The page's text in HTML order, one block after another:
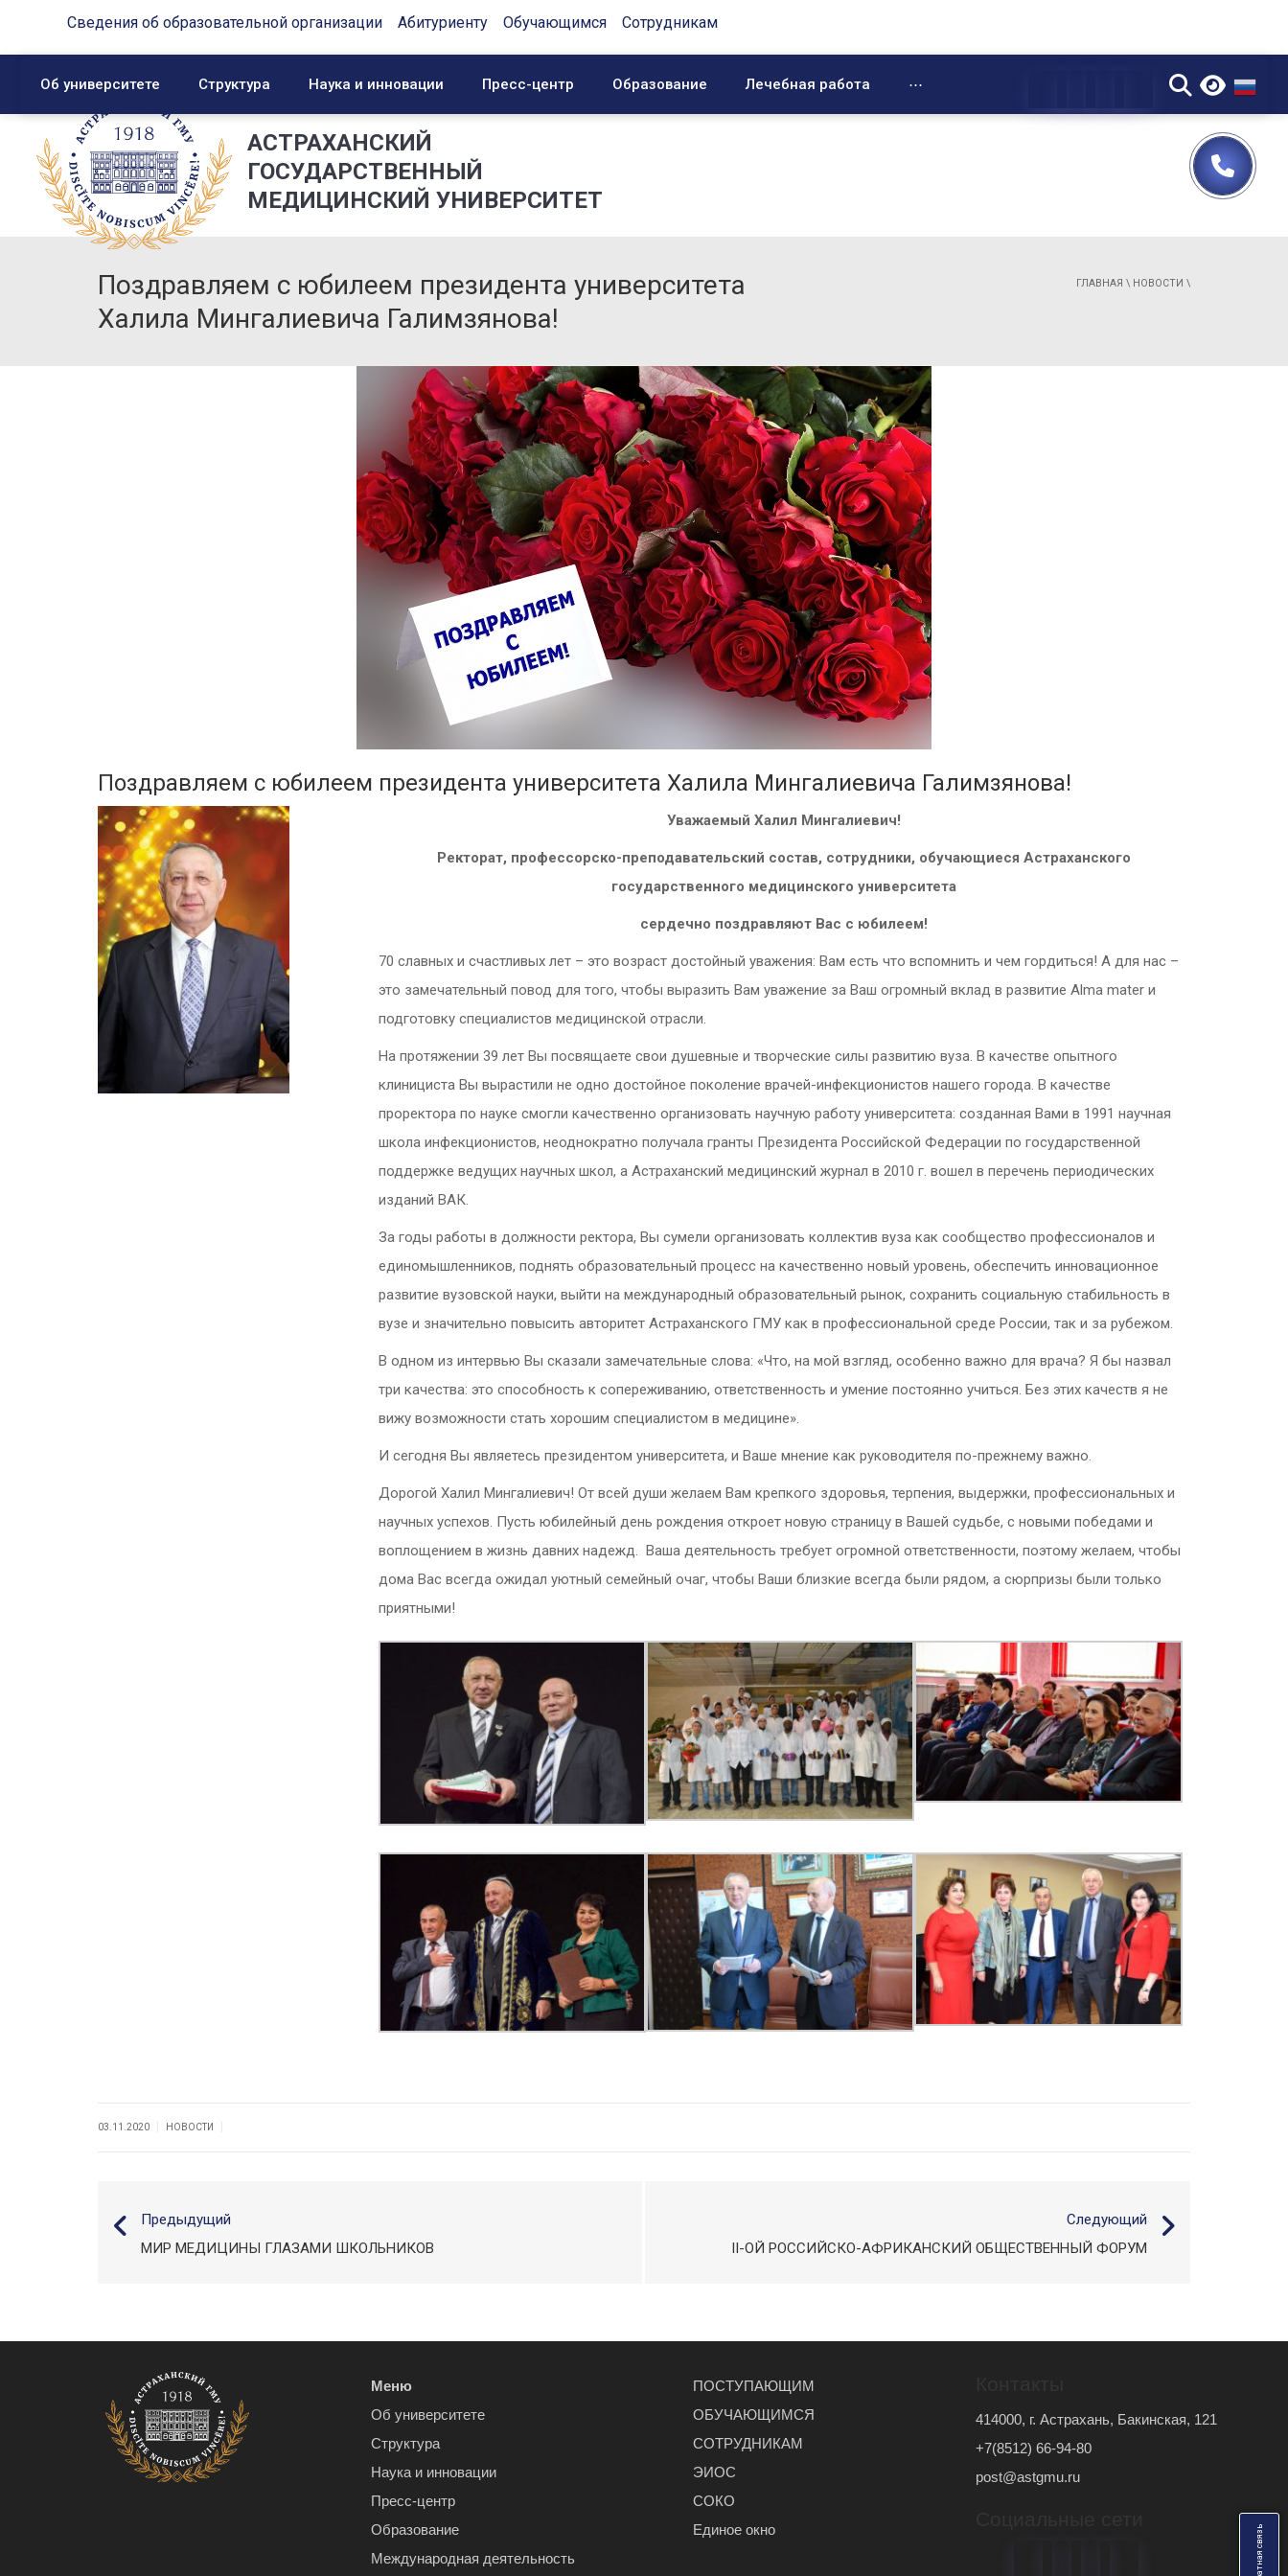
ь
Сведения об образовательной организации Абитуриенту Обучающимся Сотрудникам
Об университете Структура Наука и инновации Пресс-центр Образование Лечебная работа ⋯ ▼
АСТРАХАНСКИЙ
ГОСУДАРСТВЕННЫЙ
МЕДИЦИНСКИЙ УНИВЕРСИТЕТ
Поздравляем с юбилеем президента университета
Халила Мингалиевича Галимзянова!
ГЛАВНАЯ \ НОВОСТИ \
Поздравляем с юбилеем президента университета Халила Мингалиевича Галимзянова!
Уважаемый Халил Мингалиевич!
Ректорат, профессорско-преподавательский состав, сотрудники, обучающиеся Астраханского
государственного медицинского университета
сердечно поздравляют Вас с юбилеем!
70 славных и счастливых лет – это возраст достойный уважения: Вам есть что вспомнить и чем гордиться! А для нас –
это замечательный повод для того, чтобы выразить Вам уважение за Ваш огромный вклад в развитие Alma mater и
подготовку специалистов медицинской отрасли.
На протяжении 39 лет Вы посвящаете свои душевные и творческие силы развитию вуза. В качестве опытного
клинициста Вы вырастили не одно достойное поколение врачей-инфекционистов нашего города. В качестве
проректора по науке смогли качественно организовать научную работу университета: созданная Вами в 1991 научная
школа инфекционистов, неоднократно получала гранты Президента Российской Федерации по государственной
поддержке ведущих научных школ, а Астраханский медицинский журнал в 2010 г. вошел в перечень периодических
изданий ВАК.
За годы работы в должности ректора, Вы сумели организовать коллектив вуза как сообщество профессионалов и
единомышленников, поднять образовательный процесс на качественно новый уровень, обеспечить инновационное
развитие вузовской науки, выйти на международный образовательный рынок, сохранить социальную стабильность в
вузе и значительно повысить авторитет Астраханского ГМУ как в профессиональной среде России, так и за рубежом.
В одном из интервью Вы сказали замечательные слова: «Что, на мой взгляд, особенно важно для врача? Я бы назвал
три качества: это способность к сопереживанию, ответственность и умение постоянно учиться. Без этих качеств я не
вижу возможности стать хорошим специалистом в медицине».
И сегодня Вы являетесь президентом университета, и Ваше мнение как руководителя по-прежнему важно.
Дорогой Халил Мингалиевич! От всей души желаем Вам крепкого здоровья, терпения, выдержки, профессиональных и
научных успехов. Пусть юбилейный день рождения откроет новую страницу в Вашей судьбе, с новыми победами и
воплощением в жизнь давних надежд. Ваша деятельность требует огромной ответственности, поэтому желаем, чтобы
дома Вас всегда ожидал уютный семейный очаг, чтобы Ваши близкие всегда были рядом, а сюрпризы были только
приятными!
03.11.2020 НОВОСТИ
Предыдущий
МИР МЕДИЦИНЫ ГЛАЗАМИ ШКОЛЬНИКОВ
Следующий
II-ОЙ РОССИЙСКО-АФРИКАНСКИЙ ОБЩЕСТВЕННЫЙ ФОРУМ
Меню
Об университете
Структура
Наука и инновации
Пресс-центр
Образование
Международная деятельность
ПОСТУПАЮЩИМ
ОБУЧАЮЩИМСЯ
СОТРУДНИКАМ
ЭИОС
СОКО
Единое окно
414000, г. Астрахань, Бакинская, 121
+7(8512) 66-94-80
post@astgmu.ru